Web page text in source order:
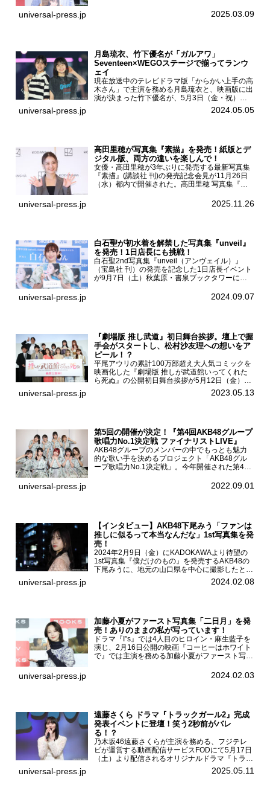
BOOKS SHIBUYAで開催した。當真あみファース
universal-press.jp 2025.03.09
月島琉衣、竹下優名が「ガルアワ」
Seventeen×WEGOステージで揃ってランウ
ェイ
現在放送中のテレビドラマ版「からかい上手の高
木さん」で主演を務める月島琉衣と、映画版に出
演が決まった竹下優名が、5月3日（金・祝）東
京・国立代々木競技場第一体育館で開催されたフ
ァッション&音楽イベント『Rakuten GirlsAward
universal-press.jp 2024.05.05
高田里穂が写真集『素描』を発売！紙版とデ
ジタル版、両方の違いを楽しんで！
女優・高田里穂が3年ぶりに発売する最新写真集
『素描』(講談社 刊)の発売記念会見が11月26日
（水）都内で開催された。高田里穂 写真集『素
あなたです』(読売テレビ)に出演するなど女優と
universal-press.jp 2025.11.26
白石聖が初水着を解禁した写真集『unveil』
を発売！1日店長にも挑戦！
白石聖2nd写真集『unveil（アンヴェイル）』
（宝島社 刊）の発売を記念した1日店長イベント
が9月7日（土）秋葉原・書泉ブックタワーにて
を記念し1日店長イベントを開催した本写真集は
universal-press.jp 2024.09.07
『劇場版 推し武道』初日舞台挨拶。壇上で握
手会がスタートし、松村沙友理への想いをア
ピール！？
平尾アウリの累計100万部超え大人気コミックを
映画化した『劇場版 推しが武道館いってくれた
ら死ぬ』の公開初日舞台挨拶が5月12日（金）新
宿バルト9で開催され、出演者の松村沙友理、中
村里帆、MOMO(@onefive)、KANO(@onefi...
universal-press.jp 2023.05.13
第5回の開催が決定！『第4回AKB48グループ
歌唱力No.1決定戦 ファイナリストLIVE』
AKB48グループのメンバーの中でもっとも魅力
的な歌い手を決めるプロジェクト「AKB48グル
ープ歌唱力No.1決定戦」。今年開催された第4回
る一夜限りのライブイベント「ファイナリスト
universal-press.jp 2022.09.01
【インタビュー】AKB48下尾みう「ファンは
推しに似るって本当なんだな」1st写真集を発
売！
2024年2月9日（金）にKADOKAWAより待望の
1st写真集『僕だけのもの』を発売するAKB48の
下尾みうに、地元の山口県を中心に撮影したとい
う今回の写真集についてインタビューをお願いし
た。1st写真集『僕だけのもの』を発売する
universal-press.jp 2024.02.08
加藤小夏がファースト写真集「二日月」を発
売！ありのままの私が写っています！
ドラマ『I”s』では4人目のヒロイン・麻生藍子を
演じ、2月16日公開の映画『コーヒーはホワイト
で』では主演を務める加藤小夏がファースト写真
記念イベントをHMV＆BOOKS SHIBUYAで開催
universal-press.jp 2024.02.03
遠藤さくら ドラマ『トラックガール2』完成
発表イベントに登壇！笑う2秒前がバレ
る！？
乃木坂46遠藤さくらが主演を務める、フジテレ
ビが運営する動画配信サービスFODにて5月17日
（土）より配信されるオリジナルドラマ『トラッ
クガール2』の完成発表イベントが５月10日
（土）都内で開催された。FODドラマ『トラック
universal-press.jp 2025.05.11